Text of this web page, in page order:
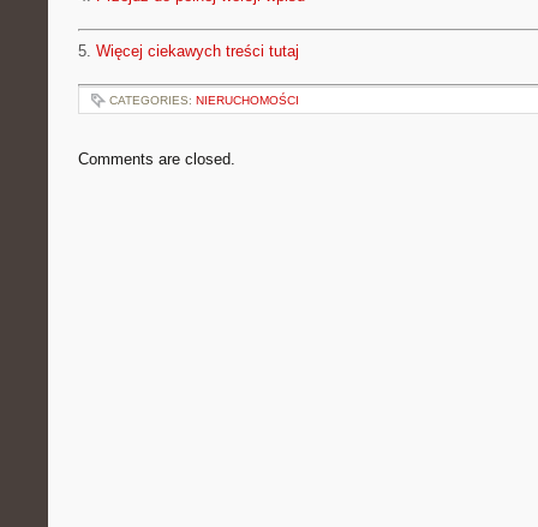
5. Więcej ciekawych treści tutaj
CATEGORIES: NIERUCHOMOŚCI
Comments are closed.